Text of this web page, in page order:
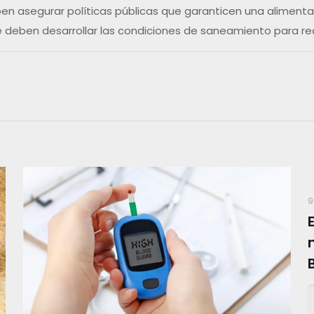
asegurar políticas públicas que garanticen una
desarrollar las condiciones de saneamiento para